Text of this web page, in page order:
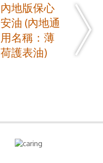
內地版保心
安油 (內地通
用名稱：薄
荷護表油)